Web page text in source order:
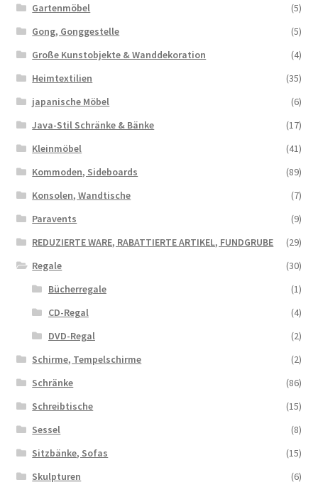
Gartenmöbel
(5)
Gong, Gonggestelle
(5)
Große Kunstobjekte & Wanddekoration
(4)
Heimtextilien
(35)
japanische Möbel
(6)
Java-Stil Schränke & Bänke
(17)
Kleinmöbel
(41)
Kommoden, Sideboards
(89)
Konsolen, Wandtische
(7)
Paravents
(9)
REDUZIERTE WARE, RABATTIERTE ARTIKEL, FUNDGRUBE
(29)
Regale
(30)
Bücherregale
(1)
CD-Regal
(4)
DVD-Regal
(2)
Schirme, Tempelschirme
(2)
Schränke
(86)
Schreibtische
(15)
Sessel
(8)
Sitzbänke, Sofas
(15)
Skulpturen
(6)